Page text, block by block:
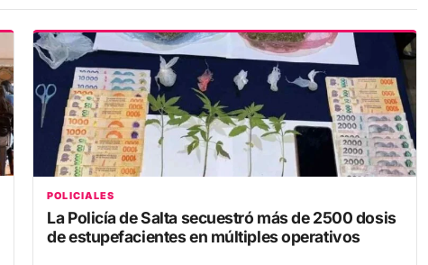
POLICIALES
La Policía de Salta secuestró más de 2500 dosis
de estupefacientes en múltiples operativos